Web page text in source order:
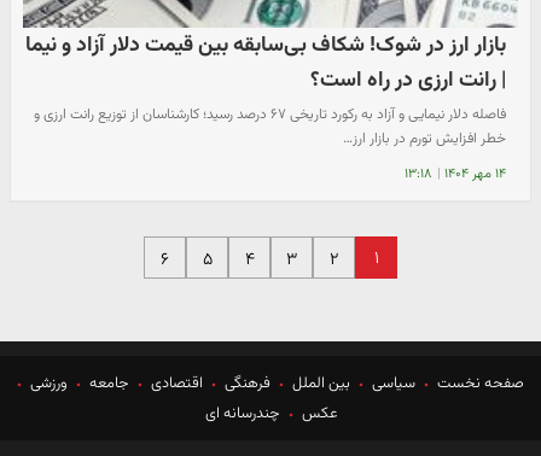
بازار ارز در شوک! شکاف بی‌سابقه بین قیمت دلار آزاد و نیما
| رانت ارزی در راه است؟
فاصله دلار نیمایی و آزاد به رکورد تاریخی ۶۷ درصد رسید؛ کارشناسان از توزیع رانت ارزی و
خطر افزایش تورم در بازار ارز…
۱۴ مهر ۱۴۰۴ | ۱۳:۱۸
۱ ۲ ۳ ۴ ۵ ۶
صفحه نخست سیاسی بین الملل فرهنگی اقتصادی جامعه
ورزشی
عکس
چندرسانه ای